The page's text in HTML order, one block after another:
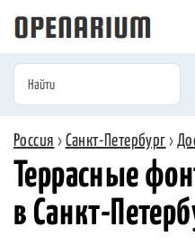
Россия › Санкт-Петербург ›
Террасные
в Санкт-